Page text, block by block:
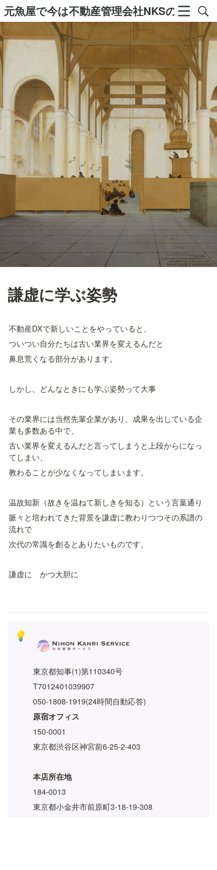
元魚屋で今は不動産管理会社NKSの社長の
謙虚に学ぶ姿勢
不動産DXで新しいことをやっていると、
ついつい自分たちは古い業界を変えるんだと
鼻息荒くなる部分があります。
しかし、どんなときにも学ぶ姿勢って大事
その業界には当然先輩企業があり、成果を出している企
業も多数ある中で、
古い業界を変えるんだと言ってしまうと上段からになっ
てしまい、
教わることが少なくなってしまいます。
温故知新（故きを温ねて新しきを知る）という言葉通り
脈々と培われてきた背景を謙虚に教わりつつその系譜の
流れで
次代の常識を創るとありたいものです。
謙虚に　かつ大胆に
💡
東京都知事(1)第110340号
T7012401039907
050-1808-1919(24時間自動応答)
原宿オフィス
150-0001
東京都渋谷区神宮前6-25-2-403
本店所在地
184-0013
東京都小金井市前原町3-18-19-308